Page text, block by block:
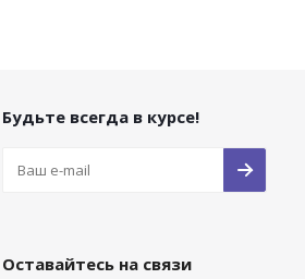
Будьте всегда в курсе!
Оставайтесь на связи